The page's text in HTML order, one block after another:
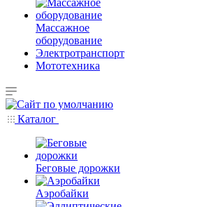
Массажное
оборудование
Электротранспорт
Мототехника
Каталог
Беговые дорожки
Аэробайки